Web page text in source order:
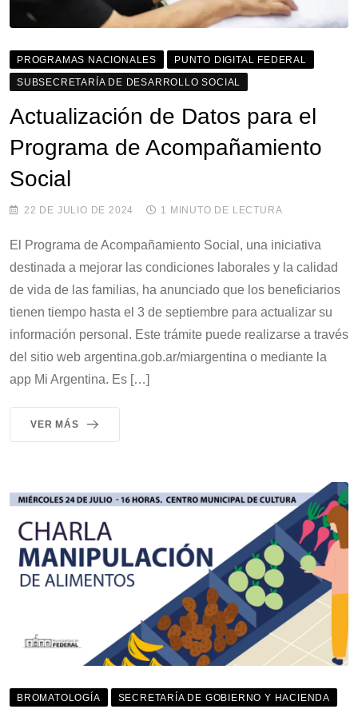
PROGRAMAS NACIONALES
PUNTO DIGITAL FEDERAL
SUBSECRETARÍA DE DESARROLLO SOCIAL
Actualización de Datos para el
Programa de Acompañamiento
Social
22 DE JULIO DE 2024 1 MINUTO DE LECTURA
El Programa de Acompañamiento Social, una iniciativa
destinada a mejorar las condiciones laborales y la calidad
de vida de las familias, ha anunciado que los beneficiarios
tienen tiempo hasta el 3 de septiembre para actualizar su
información personal. Este trámite puede realizarse a través
del sitio web argentina.gob.ar/miargentina o mediante la
app Mi Argentina. Es […]
VER MÁS
BROMATOLOGÍA SECRETARÍA DE GOBIERNO Y HACIENDA